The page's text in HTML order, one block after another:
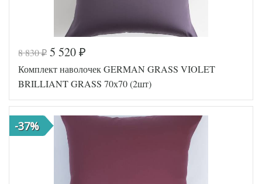
8 830₽ 5 520 ₽
Комплект наволочек GERMAN GRASS VIOLET
BRILLIANT GRASS 70х70 (2шт)
-37%